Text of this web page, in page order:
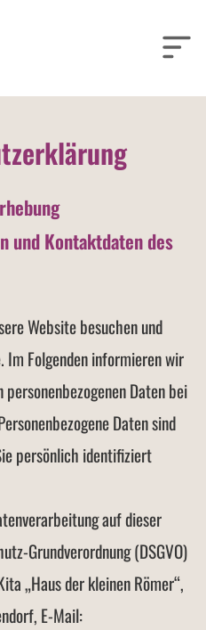
und Kontaktdaten des
Website besuchen und
Im Folgenden informieren wir
Daten bei
Daten sind
persönlich identifiziert
auf dieser
Grundverordnung (DSGVO)
„Haus der kleinen Römer“,
E-Mail: